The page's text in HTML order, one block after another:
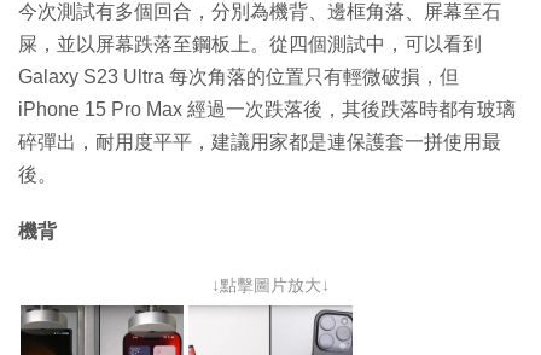
今次測試有多個回合，分別為機背、邊框角落、屏幕至石
屎，並以屏幕跌落至鋼板上。從四個測試中，可以看到
Galaxy S23 Ultra 每次角落的位置只有輕微破損，但
iPhone 15 Pro Max 經過一次跌落後，其後跌落時都有玻璃
碎彈出，耐用度平平，建議用家都是連保護套一拼使用最
後。
機背
↓點擊圖片放大↓